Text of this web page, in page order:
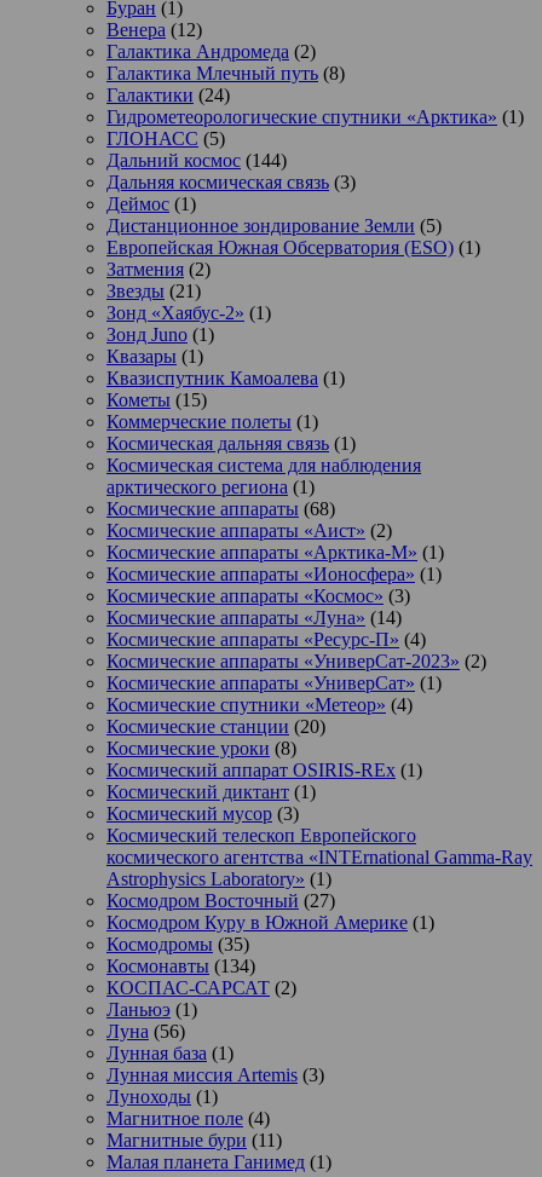
Буран (1)
Венера (12)
Галактика Андромеда (2)
Галактика Млечный путь (8)
Галактики (24)
Гидрометеорологические спутники «Арктика» (1)
ГЛОНАСС (5)
Дальний космос (144)
Дальняя космическая связь (3)
Деймос (1)
Дистанционное зондирование Земли (5)
Европейская Южная Обсерватория (ESO) (1)
Затмения (2)
Звезды (21)
Зонд «Хаябус-2» (1)
Зонд Juno (1)
Квазары (1)
Квазиспутник Камоалева (1)
Кометы (15)
Коммерческие полеты (1)
Космическая дальняя связь (1)
Космическая система для наблюдения
арктического региона (1)
Космические аппараты (68)
Космические аппараты «Аист» (2)
Космические аппараты «Арктика-М» (1)
Космические аппараты «Ионосфера» (1)
Космические аппараты «Космос» (3)
Космические аппараты «Луна» (14)
Космические аппараты «Ресурс-П» (4)
Космические аппараты «УниверСат-2023» (2)
Космические аппараты «УниверСат» (1)
Космические спутники «Метеор» (4)
Космические станции (20)
Космические уроки (8)
Космический аппарат OSIRIS-REx (1)
Космический диктант (1)
Космический мусор (3)
Космический телескоп Европейского
космического агентства «INTErnational Gamma-Ray
Astrophysics Laboratory» (1)
Космодром Восточный (27)
Космодром Куру в Южной Америке (1)
Космодромы (35)
Космонавты (134)
КОСПАС-САРСАТ (2)
Ланьюэ (1)
Луна (56)
Лунная база (1)
Лунная миссия Artemis (3)
Луноходы (1)
Магнитное поле (4)
Магнитные бури (11)
Малая планета Ганимед (1)